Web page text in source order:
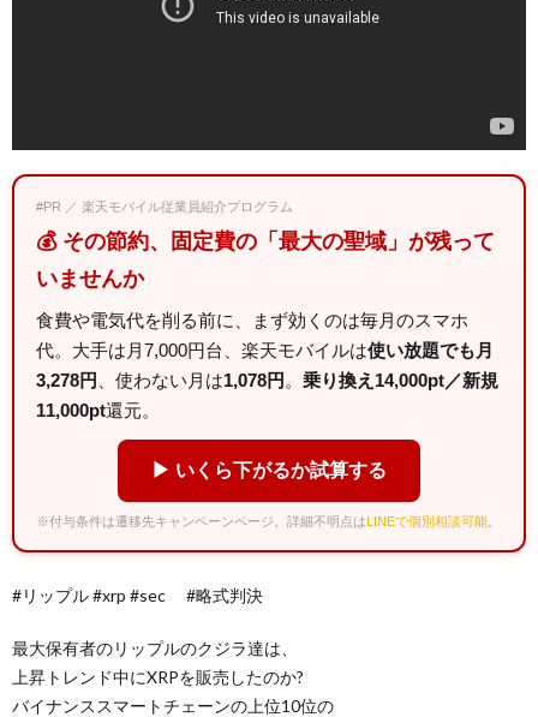
#PR ／ 楽天モバイル従業員紹介プログラム
💰 その節約、固定費の「最大の聖域」が残って
いませんか
食費や電気代を削る前に、まず効くのは毎月のスマホ
代。大手は月7,000円台、楽天モバイルは使い放題でも月
3,278円
、使わない月は1,078円 。 乗り換え14,000pt／新規
11,000pt還元。
▶ いくら下がるか試算する
※付与条件は遷移先キャンペーンページ。詳細不明点はLINEで個別相談可能
#リップル #xrp #sec #略式判決
最大保有者のリップルのクジラ達は、
上昇トレンド中にXRPを販売したのか?
バイナンススマートチェーンの上位10位の